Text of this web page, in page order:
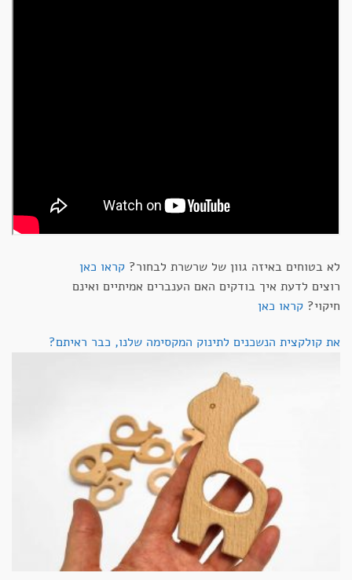
לא בטוחים באיזה גוון של שרשרת לבחור? קראו כאן
רוצים לדעת איך בודקים האם הענברים אמיתיים ואינם
חיקוי? קראו כאן
את קולקצית הנשכנים לתינוק המקסימה שלנו, כבר ראיתם?